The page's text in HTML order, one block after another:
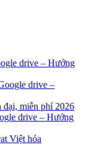
drive – Hướng
drive –
đại, miễn phí 2026
drive – Hướng
Việt hóa